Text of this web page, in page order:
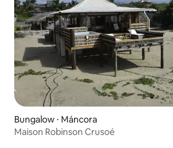
Bungalow ⋅ Máncora
Maison Robinson Crusoé